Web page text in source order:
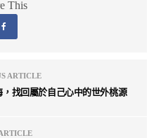
This
ARTICLE
找回屬於自己心中的世外桃源